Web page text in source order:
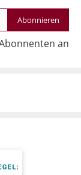
Abonnieren
an